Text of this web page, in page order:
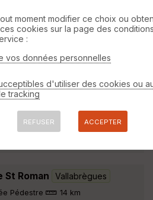
46 km 350 m
gravel que je propose pour le
2025 »
(30) Vers-Pont-du-Gard
départ de sernhac pour voir les
arrivée par le haut du pont
St Roman Vallabrègues
Pédestre 14 km
moment modifier ce choix ou
cookies sur la page des
:
vos données personnelles
d'utiliser des cookies ou
tracking
REFUSER ACCEPTER